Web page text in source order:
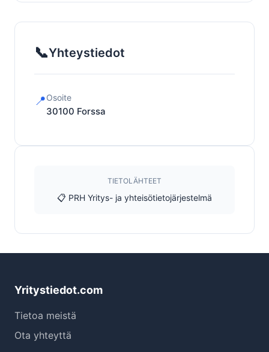
📞Yhteystiedot
📍Osoite
30100 Forssa
TIETOLÄHTEET
📋 PRH Yritys- ja yhteisötietojärjestelmä
Yritystiedot.com
Tietoa meistä
Ota yhteyttä